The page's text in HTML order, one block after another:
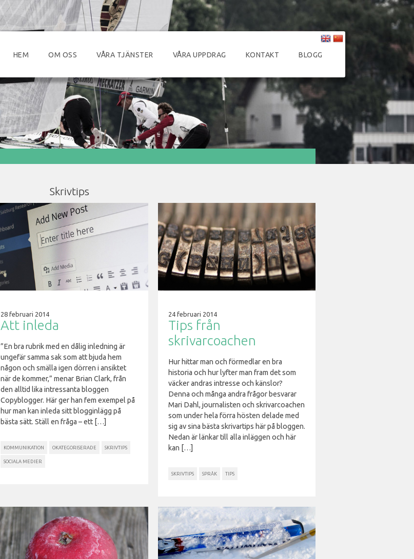
HEM OM OSS VÅRA TJÄNSTER VÅRA UPPDRAG KONTAKT BLOGG
Skrivtips
28 februari 2014
Att inleda
”En bra rubrik med en dålig inledning är
ungefär samma sak som att bjuda hem
någon och smälla igen dörren i ansiktet
när de kommer,” menar Brian Clark, från
den alltid lika intressanta bloggen
Copyblogger. Här ger han fem exempel på
hur man kan inleda sitt blogginlägg på
bästa sätt. Ställ en fråga – ett […]
KOMMUNIKATION OKATEGORISERADE SKRIVTIPS
SOCIALA MEDIER
24 februari 2014
Tips från
skrivarcoachen
Hur hittar man och förmedlar en bra
historia och hur lyfter man fram det som
väcker andras intresse och känslor?
Denna och många andra frågor besvarar
Mari Dahl, journalisten och skrivarcoachen
som under hela förra hösten delade med
sig av sina bästa skrivartips här på bloggen.
Nedan är länkar till alla inläggen och här
kan […]
SKRIVTIPS SPRÅK TIPS